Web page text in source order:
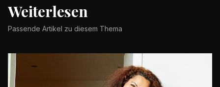
Weiterlesen
Passende Artikel zu diesem Thema